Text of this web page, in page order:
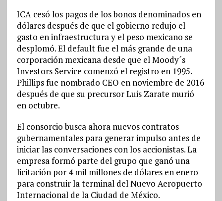
ICA cesó los pagos de los bonos denominados en
dólares después de que el gobierno redujo el
gasto en infraestructura y el peso mexicano se
desplomó. El default fue el más grande de una
corporación mexicana desde que el Moody´s
Investors Service comenzó el registro en 1995.
Phillips fue nombrado CEO en noviembre de 2016
después de que su precursor Luis Zarate murió
en octubre.
El consorcio busca ahora nuevos contratos
gubernamentales para generar impulso antes de
iniciar las conversaciones con los accionistas. La
empresa formó parte del grupo que ganó una
licitación por 4 mil millones de dólares en enero
para construir la terminal del Nuevo Aeropuerto
Internacional de la Ciudad de México.